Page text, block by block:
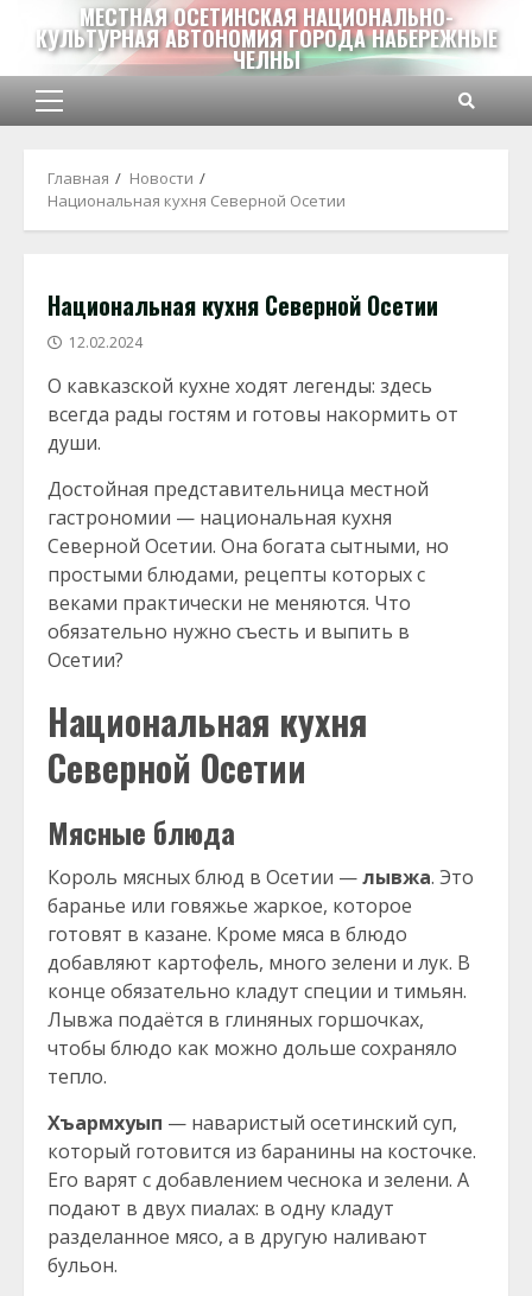
содержимому
МЕСТНАЯ ОСЕТИНСКАЯ НАЦИОНАЛЬНО-
КУЛЬТУРНАЯ АВТОНОМИЯ ГОРОДА НАБЕРЕЖНЫЕ
ЧЕЛНЫ
Основное
Главная
Новости
Национальная кухня Северной Осетии
Национальная кухня Северной Осетии
12.02.2024
О кавказской кухне ходят легенды: здесь
всегда рады гостям и готовы накормить от
души.
Достойная представительница местной
гастрономии — национальная кухня
Северной Осетии. Она богата сытными, но
простыми блюдами, рецепты которых с
веками практически не меняются. Что
обязательно нужно съесть и выпить в
Осетии?
Национальная кухня
Северной Осетии
Мясные блюда
Король мясных блюд в Осетии —лывжа. Это
баранье или говяжье жаркое, которое
готовят в казане. Кроме мяса в блюдо
добавляют картофель, много зелени и лук. В
конце обязательно кладут специи и тимьян.
Лывжа подаётся в глиняных горшочках,
чтобы блюдо как можно дольше сохраняло
тепло.
Хъармхуып — наваристый осетинский суп,
который готовится из баранины на косточке.
Его варят с добавлением чеснока и зелени. А
подают в двух пиалах: в одну кладут
разделанное мясо, а в другую наливают
бульон.